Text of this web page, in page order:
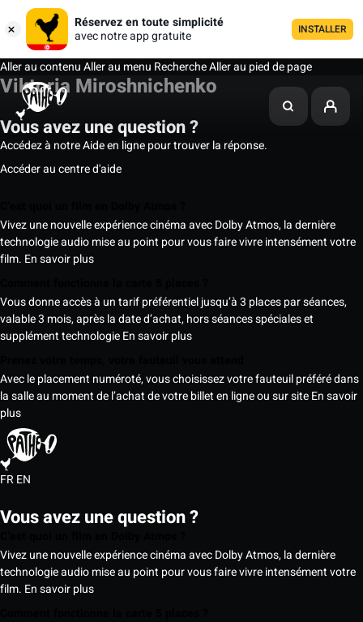
Réservez en toute simplicité
avec notre app gratuite
INSTALLER
Aller au contenuAller au menu RechercheAller au pied de page
Viktoria Miroshnichenko
Vous avez une question ?
Accédez à notre Aide en ligne pour trouver la réponse.
Accéder au centre d'aide
Vivez une nouvelle expérience cinéma avec Dolby Atmos, la dernière
technologie audio mise au point pour vous faire vivre intensément votre
film. En savoir plus
Vous donne accès à un tarif préférentiel jusqu’à 3 places par séances,
valable 3 mois, après la date d’achat, hors séances spéciales et
supplément technologieEn savoir plus
Avec le placement numéroté, vous choisissez votre fauteuil préféré dans
la salle au moment de l’achat de votre billet en ligne ou sur siteEn savoir
plus
FREN
Vous avez une question ?
Vivez une nouvelle expérience cinéma avec Dolby Atmos, la dernière
technologie audio mise au point pour vous faire vivre intensément votre
film. En savoir plus